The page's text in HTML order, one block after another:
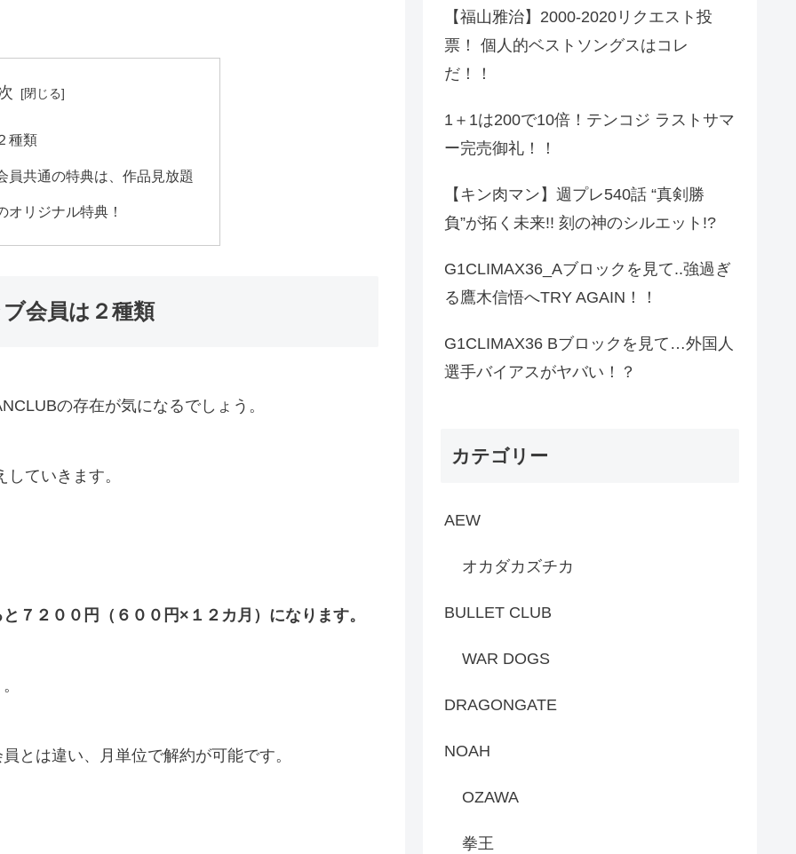
種類
員共通の特典は、作品見放題
オリジナル特典！
会員は２種類
の存在が気になるでしょう。
ていきます。
７２００円（６００円×１２カ月）になります。
とは違い、月単位で解約が可能です。
【福山雅治】2000-2020リクエスト投
票！ 個人的ベストソングスはコレ
だ！！
1＋1は200で10倍！テンコジ ラストサマ
ー完売御礼！！
【キン肉マン】週プレ540話 “真剣勝
負”が拓く未来!! 刻の神のシルエット!?
G1CLIMAX36_Aブロックを見て..強過ぎ
る鷹木信悟へTRY AGAIN！！
G1CLIMAX36 Bブロックを見て…外国人
選手バイアスがヤバい！？
カテゴリー
AEW
オカダカズチカ
BULLET CLUB
WAR DOGS
DRAGONGATE
NOAH
OZAWA
拳王